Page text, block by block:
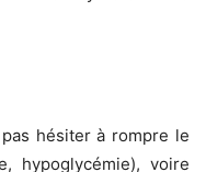
hésiter à rompre le
hypoglycémie), voire